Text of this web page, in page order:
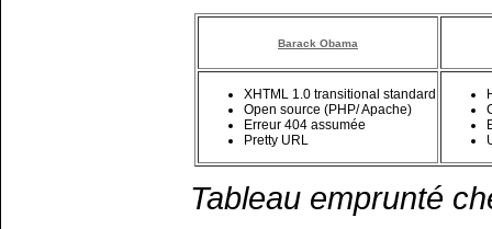
Barack Obama
XHTML 1.0 transitional standard
Open source (PHP/ Apache)
Erreur 404 assumée
Pretty URL
Tableau emprunté